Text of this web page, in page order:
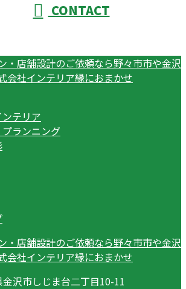
CONTACT
テリア
ランニング
沢市しじま台二丁目10-11